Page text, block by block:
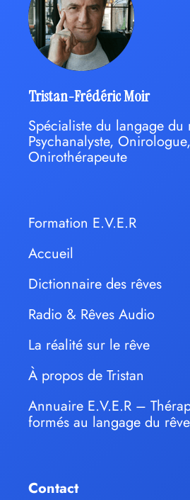
Tristan-Frédéric Moir
Spécialiste du langage du
Psychanalyste, Onirologue,
Onirothérapeute
Formation E.V.E.R
Accueil
Dictionnaire des rêves
Radio & Rêves Audio
La réalité sur le rêve
À propos de Tristan
Annuaire E.V.E.R –
formés au langage du rêve
Contact